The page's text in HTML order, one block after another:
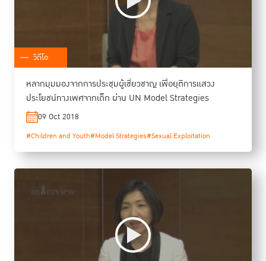
วิดีโอ
หลากมุมมองจากการประชุมผู้เชี่ยวชาญ เพื่อยุติการแสวง
ประโยชน์ทางเพศจากเด็ก ผ่าน UN Model Strategies
09 Oct 2018
#Children and Youth#Model Strategies#Sexual Exploitation